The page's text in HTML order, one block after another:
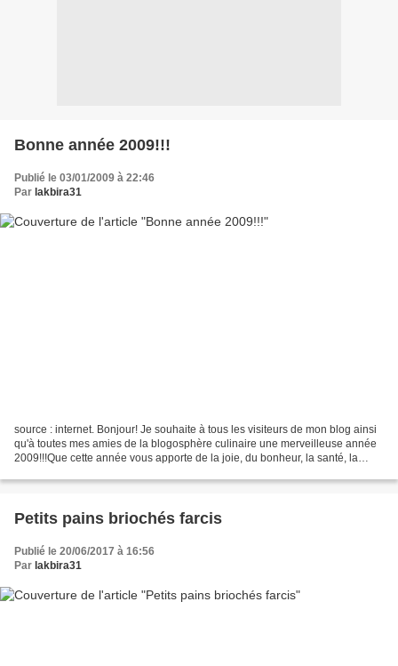
Bonne année 2009!!!
Publié le 03/01/2009 à 22:46
Par lakbira31
source : internet. Bonjour! Je souhaite à tous les visiteurs de mon blog ainsi
qu'à toutes mes amies de la blogosphère culinaire une merveilleuse année
2009!!!Que cette année vous apporte de la joie, du bonheur, la santé, la
Petits pains briochés farcis
Publié le 20/06/2017 à 16:56
Par lakbira31